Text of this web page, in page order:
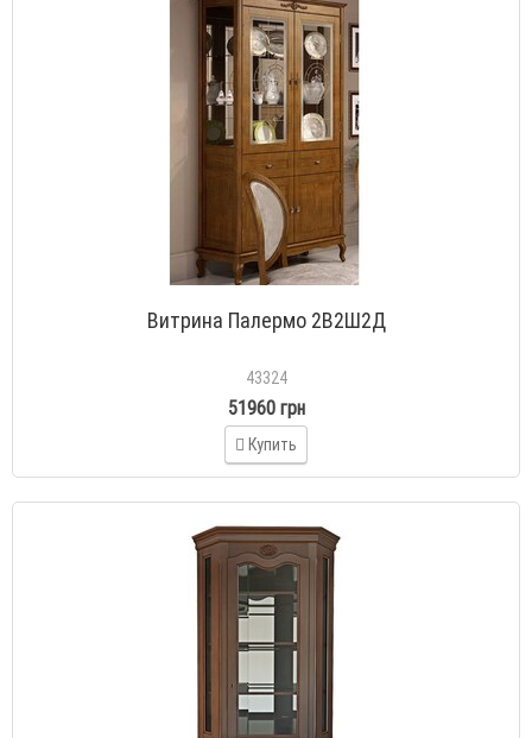
Витрина Палермо 2В2Ш2Д
43324
51960 грн
Купить